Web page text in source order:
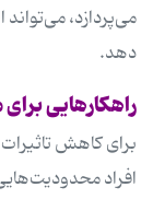
می‌پردازد،
دهد.
راهکارهایی برای
برای کاهش
افراد